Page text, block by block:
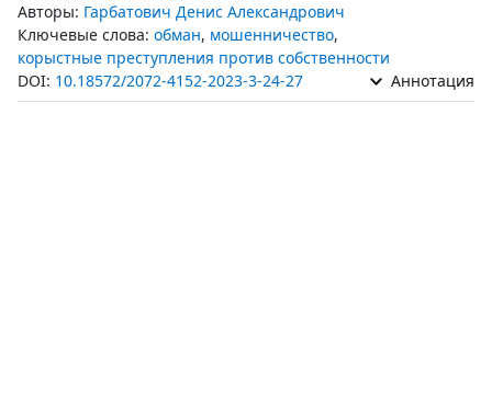
Авторы: Гарбатович Денис Александрович
Ключевые слова: обман, мошенничество,
корыстные преступления против собственности
DOI: 10.18572/2072-4152-2023-3-24-27 Аннотация